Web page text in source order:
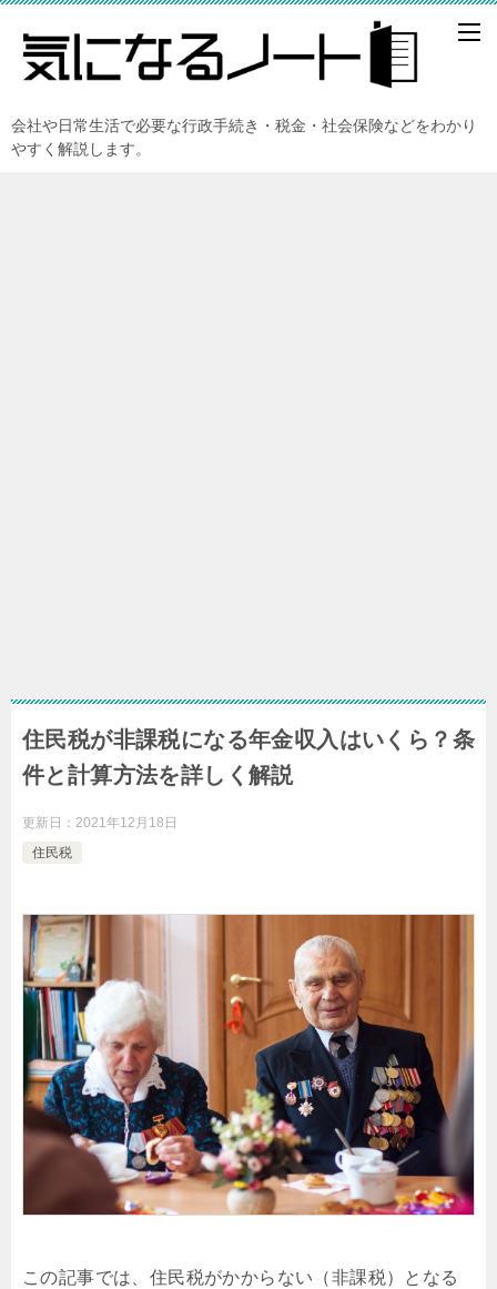
会社や日常生活で必要な行政手続き・税金・社会保険などをわかり
やすく解説します。
住民税が非課税になる年金収入はいくら？条
件と計算方法を詳しく解説
更新日： 2021年12月18日
住民税
この記事では、住民税がかからない（非課税）となる